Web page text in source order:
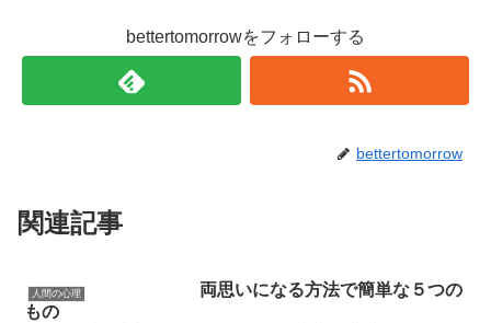
bettertomorrowをフォローする
bettertomorrow
関連記事
人間の心理
両思いになる方法で簡単な５つの
もの